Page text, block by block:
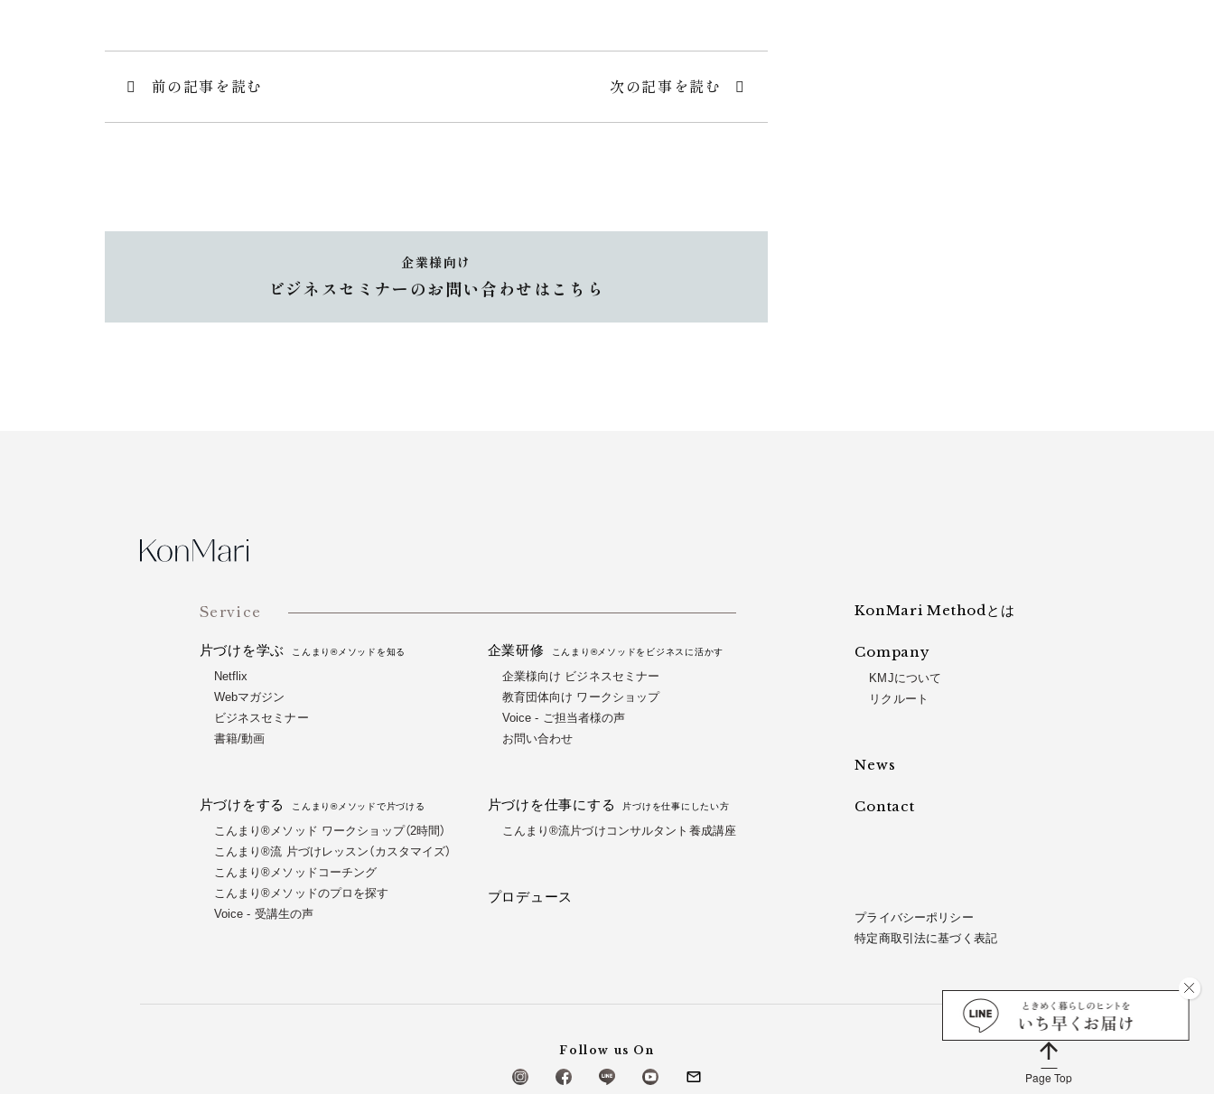
シ
前の記事を読む 次の記事を読む
企業様向け
ビジネスセミナーのお問い合わせはこちら
Service
片づけを学ぶ こんまり®メソッドを知る
Netflix
Webマガジン
ビジネスセミナー
書籍/動画
片づけをする こんまり®メソッドで片づける
こんまり®メソッド ワークショップ（2時間）
こんまり®流 片づけレッスン（カスタマイズ）
こんまり®メソッドコーチング
こんまり®︎メソッドのプロを探す
Voice - 受講生の声
企業研修 こんまり®メソッドをビジネスに活かす
企業様向け ビジネスセミナー
教育団体向け ワークショップ
Voice - ご担当者様の声
お問い合わせ
片づけを仕事にする 片づけを仕事にしたい方
こんまり®流片づけコンサルタント養成講座
プロデュース
KonMari Methodとは
Company
KMJについて
リクルート
News
Contact
プライバシーポリシー
特定商取引法に基づく表記
Follow us On